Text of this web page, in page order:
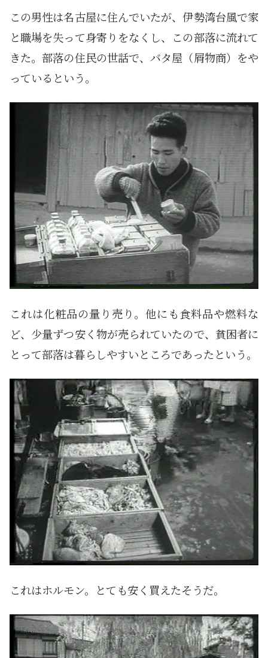
この男性は名古屋に住んでいたが、伊勢湾台風で家
と職場を失って身寄りをなくし、この部落に流れて
きた。部落の住民の世話で、バタ屋（屑物商）をや
っているという。
これは化粧品の量り売り。他にも食料品や燃料な
ど、少量ずつ安く物が売られていたので、貧困者に
とって部落は暮らしやすいところであったという。
これはホルモン。とても安く買えたそうだ。